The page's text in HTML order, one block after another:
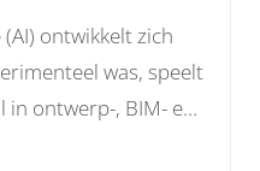
ontwikkelt zich
was, speelt
in ontwerp-, BIM- en